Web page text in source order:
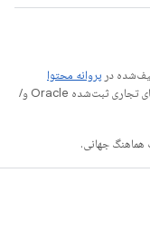
در پروانه محتوا
هستند. جاوا و OpenJDK علامت‌های تجاری یا علامت‌های تجاری ثبت‌شده Oracle و/